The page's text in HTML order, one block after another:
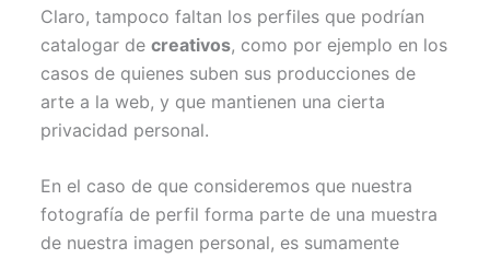
Claro, tampoco faltan los perfiles que podrían
catalogar decreativos, como por ejemplo en los
casos de quienes suben sus producciones de
arte a la web, y que mantienen una cierta
privacidad personal.
En el caso de que consideremos que nuestra
fotografía de perfil forma parte de una muestra
de nuestra imagen personal, es sumamente